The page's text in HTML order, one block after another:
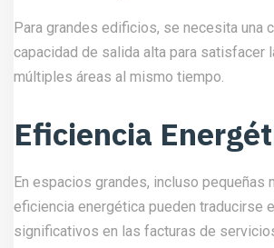
Para grandes edificios, se necesita una
capacidad de salida alta para satisfacer
múltiples áreas al mismo tiempo.
Eficiencia
En espacios grandes, incluso pequeñas
eficiencia energética pueden traducirse
significativos en las facturas de